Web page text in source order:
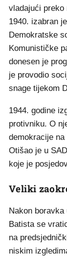
vladajući preko
1940. izabran
Demokratske
Komunističke
donesen je
je provodio
snage tijekom
1944. godine
protivniku. O
demokracije
Otišao je u
koje je
Veliki
Nakon
Batista se
na
niskim